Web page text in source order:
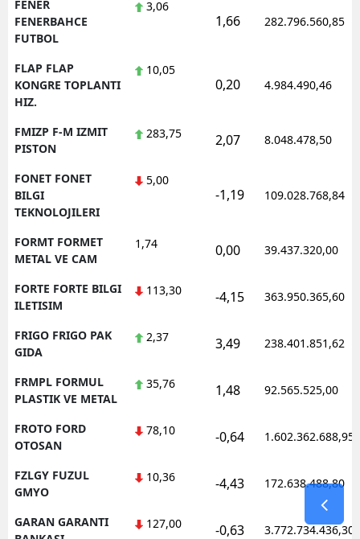
FENER
FENERBAHCE
FUTBOL
3,06
1,66 282.796.560,85
FLAP FLAP
KONGRE TOPLANTI
HIZ.
10,05
0,20 4.984.490,46
FMIZP F-M IZMIT
PISTON
283,75 2,07 8.048.478,50
FONET FONET
BILGI
TEKNOLOJILERI
5,00
-1,19 109.028.768,84
FORMT FORMET
METAL VE CAM
1,74 0,00 39.437.320,00
FORTE FORTE BILGI
ILETISIM
113,30 -4,15 363.950.365,60
FRIGO FRIGO PAK
GIDA
2,37 3,49 238.401.851,62
FRMPL FORMUL
PLASTIK VE METAL
35,76 1,48 92.565.525,00
FROTO FORD
OTOSAN
78,10 -0,64 1.602.362.688,95
FZLGY FUZUL
GMYO
10,36 -4,43 172.638.488,80
GARAN GARANTI
127,00 -0,63 3.772.734.436,30